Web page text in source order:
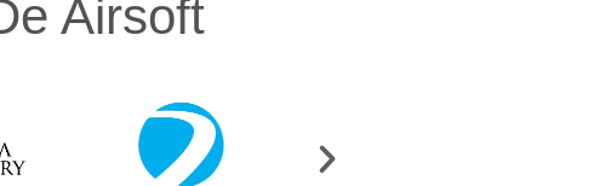
Airsoft